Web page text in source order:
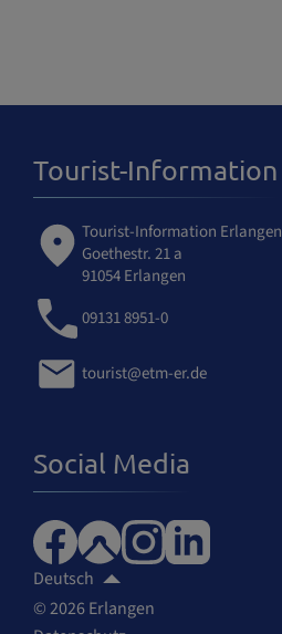
Tourist-Information
Tourist-Information Erlangen
Goethestr. 21 a
91054 Erlangen
09131 8951-0
tourist@etm-er.de
Social Media
Deutsch
© 2026 Erlangen